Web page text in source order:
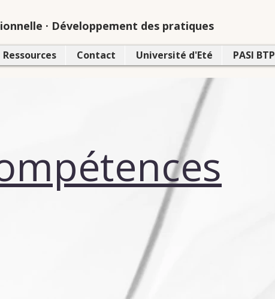
· Développement des pratiques
Ressources Contact Université d'Eté PASI BTP